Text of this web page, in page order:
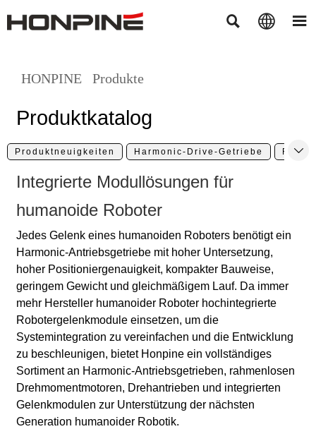
  
HONPINE Produkte
Produktkatalog
Produktneuigkeiten Harmonic-Drive-Getriebe 
Integrierte Modullösungen für
humanoide Roboter
Jedes Gelenk eines humanoiden Roboters benötigt ein
Harmonic-Antriebsgetriebe mit hoher Untersetzung,
hoher Positioniergenauigkeit, kompakter Bauweise,
geringem Gewicht und gleichmäßigem Lauf. Da immer
mehr Hersteller humanoider Roboter hochintegrierte
Robotergelenkmodule einsetzen, um die
Systemintegration zu vereinfachen und die Entwicklung
zu beschleunigen, bietet Honpine ein vollständiges
Sortiment an Harmonic-Antriebsgetrieben, rahmenlosen
Drehmomentmotoren, Drehantrieben und integrierten
Gelenkmodulen zur Unterstützung der nächsten
Generation humanoider Robotik.